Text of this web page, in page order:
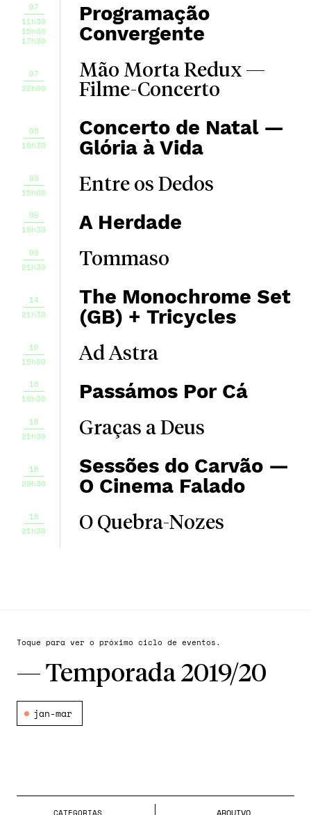
ARQUIVO
CATEGORIAS
07
11h30
15h00
17h30
Programação
Convergente
07
22h00
Mão Morta Redux —
Filme-Concerto
08
18h30
Concerto de Natal —
Glória à Vida
09
15h00
Entre os Dedos
09
18h30
A Herdade
09
21h30
Tommaso
14
21h30
The Monochrome Set
(GB) + Tricycles
16
15h00
Ad Astra
16
18h30
Passámos Por Cá
16
21h30
Graças a Deus
18
20h30
Sessões do Carvão —
O Cinema Falado
18
21h30
O Quebra-Nozes
Toque para ver o próximo ciclo de eventos.
— Temporada 2019/20
jan-mar